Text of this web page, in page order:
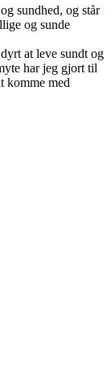
sundhed, og står
og sunde
at leve sundt og
har jeg gjort til
komme med